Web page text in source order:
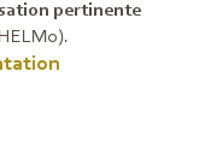
pertinente